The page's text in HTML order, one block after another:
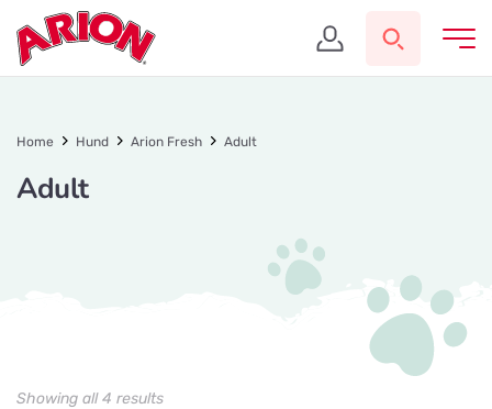
Home Hund Arion Fresh Adult
Adult
Showing all 4 results